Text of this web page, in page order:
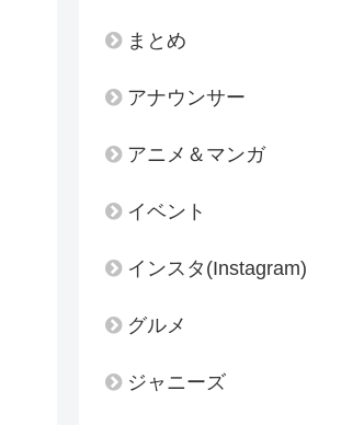
まとめ
アナウンサー
アニメ＆マンガ
イベント
インスタ(Instagram)
グルメ
ジャニーズ